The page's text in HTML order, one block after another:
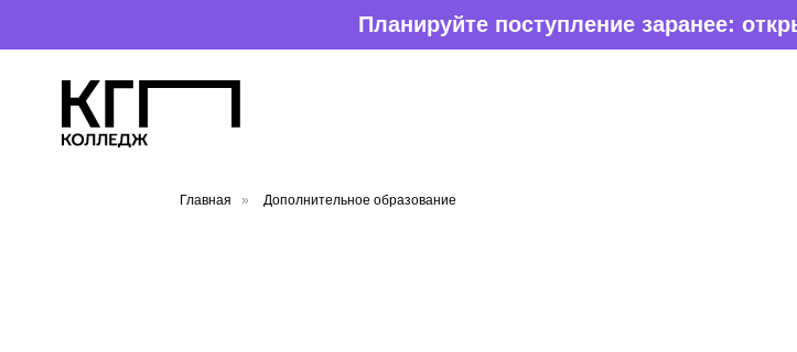
Планируйте поступление заранее: открыт набор на 2026 учебный год